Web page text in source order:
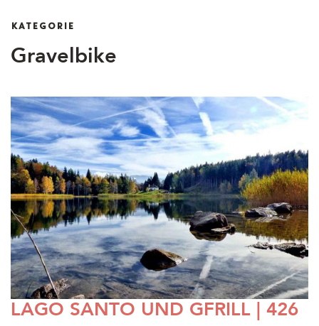
IT EN DE
KATEGORIE
Gravelbike
LAGO SANTO UND GFRILL | 426